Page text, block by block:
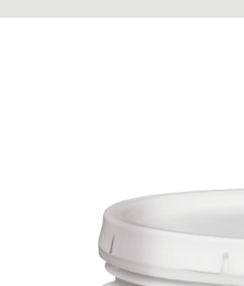
RIVINOL® 5
Vinil / Acrílica
RIVINOL® 5 es una pintura